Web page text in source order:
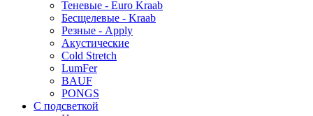
Теневые - Euro Kraab
Бесщелевые - Kraab
Резные - Apply
Акустические
Cold Stretch
LumFer
BAUF
PONGS
С подсветкой